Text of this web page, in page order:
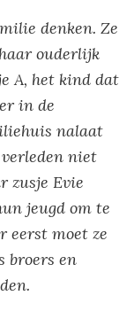
denken. Ze
ouderlijk
A, het kind dat
in de
nalaat
niet
zusje Evie
jeugd om te
eerst moet ze
broers en